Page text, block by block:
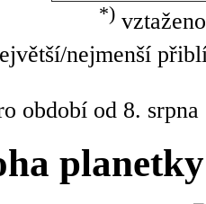
*)
nejmenší
období od 8.